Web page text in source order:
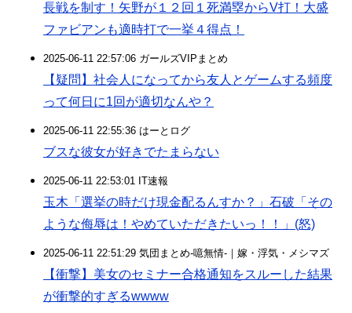
長戦を制す！矢野が１２回１死満塁からV打！大盛
ファビアンも適時打で一挙４得点！
2025-06-11 22:57:06 ガールズVIPまとめ
【疑問】社会人になってから友人とゲームする頻度
って何日に1回が適切なんや？
2025-06-11 22:55:36 はーとログ
ブスな彼女が好きでたまらない
2025-06-11 22:53:01 IT速報
玉木「選挙の時だけ現金配るんすか？」石破「その
ような侮辱は！やめていただきたいっ！！」(怒)
2025-06-11 22:51:29 気団まとめ-噫無情-｜嫁・浮気・メシマズ
【衝撃】美女のセミナー合格通知をスルーした結果
が衝撃的すぎるwwww